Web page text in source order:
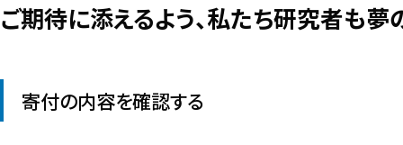
ご期待に添えるよう、私たち研究者も夢
寄付の内容を確認する